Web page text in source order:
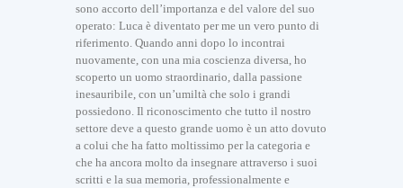
sono accorto dell’importanza e del valore del suo
operato: Luca è diventato per me un vero punto di
riferimento. Quando anni dopo lo incontrai
nuovamente, con una mia coscienza diversa, ho
scoperto un uomo straordinario, dalla passione
inesauribile, con un’umiltà che solo i grandi
possiedono. Il riconoscimento che tutto il nostro
settore deve a questo grande uomo è un atto dovuto
a colui che ha fatto moltissimo per la categoria e
che ha ancora molto da insegnare attraverso i suoi
scritti e la sua memoria, professionalmente e